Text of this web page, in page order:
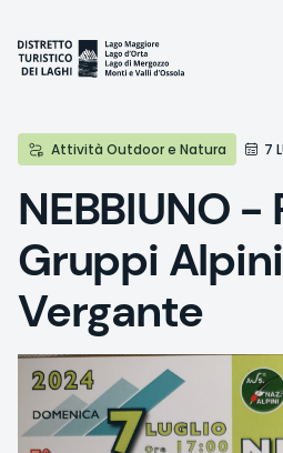
Inhalt
Attività Outdoor e Natura 7
NEBBIUNO -
Gruppi
Vergante